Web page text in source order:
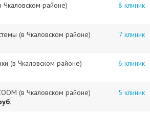
Чкаловском районе)
8 клиник
(в Чкаловском районе)
7 клиник
(в Чкаловском районе)
6 клиник
(в Чкаловском районе)
5 клиник